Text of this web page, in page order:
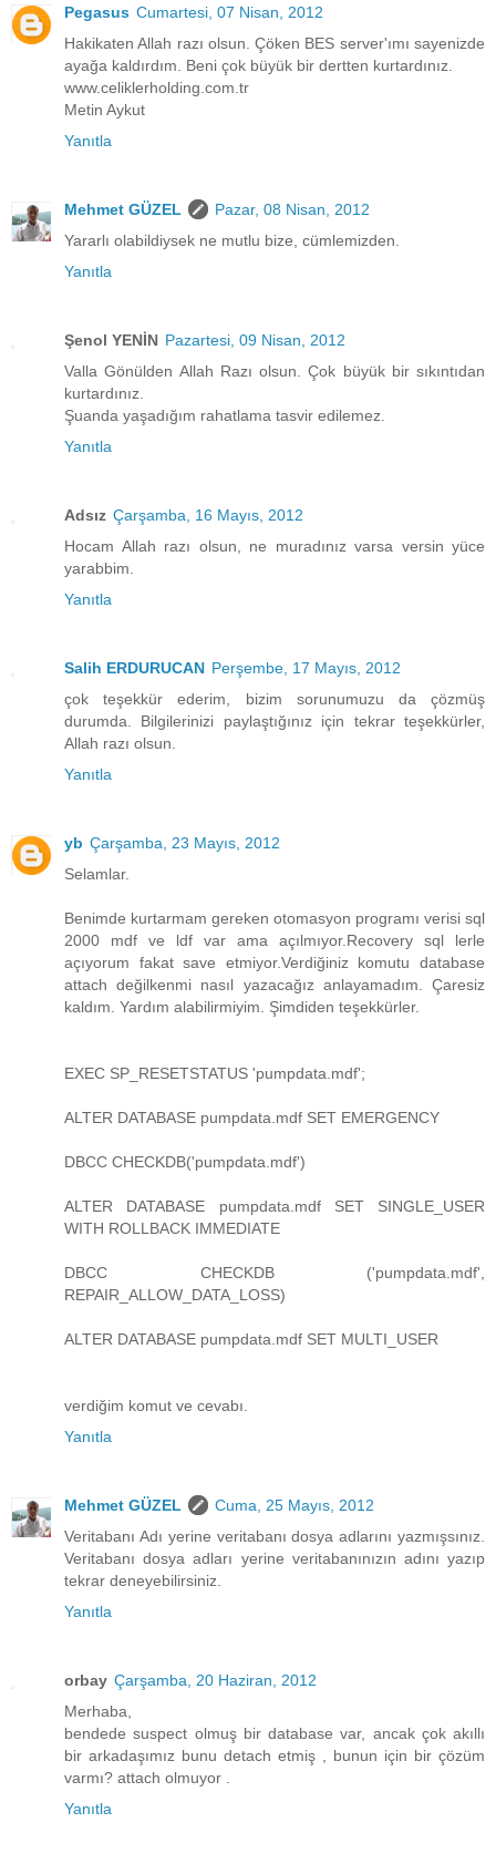
Pegasus Cumartesi, 07 Nisan, 2012
Hakikaten Allah razı olsun. Çöken BES server'ımı sayenizde
ayağa kaldırdım. Beni çok büyük bir dertten kurtardınız.
www.celiklerholding.com.tr
Metin Aykut
Yanıtla
Mehmet GÜZEL
Pazar, 08 Nisan, 2012
Yararlı olabildiysek ne mutlu bize, cümlemizden.
Yanıtla
Şenol YENİN Pazartesi, 09 Nisan, 2012
Valla Gönülden Allah Razı olsun. Çok büyük bir sıkıntıdan
kurtardınız.
Şuanda yaşadığım rahatlama tasvir edilemez.
Yanıtla
Adsız Çarşamba, 16 Mayıs, 2012
Hocam Allah razı olsun, ne muradınız varsa versin yüce
yarabbim.
Yanıtla
Salih ERDURUCAN Perşembe, 17 Mayıs, 2012
çok teşekkür ederim, bizim sorunumuzu da çözmüş
durumda. Bilgilerinizi paylaştığınız için tekrar teşekkürler,
Allah razı olsun.
Yanıtla
yb Çarşamba, 23 Mayıs, 2012
Selamlar.
Benimde kurtarmam gereken otomasyon programı verisi sql
2000 mdf ve ldf var ama açılmıyor.Recovery sql lerle
açıyorum fakat save etmiyor.Verdiğiniz komutu database
attach değilkenmi nasıl yazacağız anlayamadım. Çaresiz
kaldım. Yardım alabilirmiyim. Şimdiden teşekkürler.
EXEC SP_RESETSTATUS 'pumpdata.mdf';
ALTER DATABASE pumpdata.mdf SET EMERGENCY
DBCC CHECKDB('pumpdata.mdf')
ALTER DATABASE pumpdata.mdf SET SINGLE_USER
WITH ROLLBACK IMMEDIATE
DBCC CHECKDB ('pumpdata.mdf',
REPAIR_ALLOW_DATA_LOSS)
ALTER DATABASE pumpdata.mdf SET MULTI_USER
verdiğim komut ve cevabı.
Yanıtla
Mehmet GÜZEL
Cuma, 25 Mayıs, 2012
Veritabanı Adı yerine veritabanı dosya adlarını yazmışsınız.
Veritabanı dosya adları yerine veritabanınızın adını yazıp
tekrar deneyebilirsiniz.
Yanıtla
orbay Çarşamba, 20 Haziran, 2012
Merhaba,
bendede suspect olmuş bir database var, ancak çok akıllı
bir arkadaşımız bunu detach etmiş , bunun için bir çözüm
varmı? attach olmuyor .
Yanıtla